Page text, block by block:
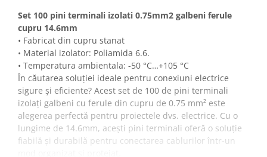
Set 100 pini terminali izolati 0.75mm2 galbeni ferule
cupru 14.6mm
• Fabricat din cupru stanat
• Material izolator: Poliamida 6.6.
• Temperatura ambientala: -50 °C…+105 °C
În căutarea soluției ideale pentru conexiuni electrice
sigure și eficiente? Acest set de 100 de pini terminali
izolați galbeni cu ferule din cupru de 0.75 mm² este
alegerea perfectă pentru proiectele dvs. electrice. Cu o
lungime de 14.6mm, acești pini terminali oferă o soluție
fiabilă și durabilă pentru conectarea cablurilor într-un